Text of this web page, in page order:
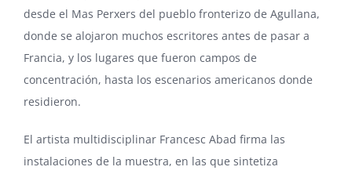
desde el Mas Perxers del pueblo fronterizo de Agullana,
donde se alojaron muchos escritores antes de pasar a
Francia, y los lugares que fueron campos de
concentración, hasta los escenarios americanos donde
residieron.
El artista multidisciplinar Francesc Abad firma las
instalaciones de la muestra, en las que sintetiza